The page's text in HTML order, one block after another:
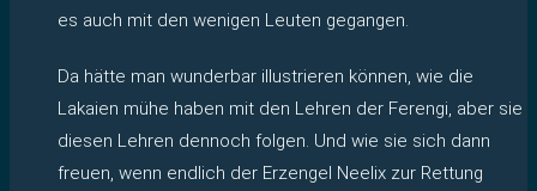
es auch mit den wenigen Leuten gegangen.
Da hätte man wunderbar illustrieren können, wie die
Lakaien mühe haben mit den Lehren der Ferengi, aber sie
diesen Lehren dennoch folgen. Und wie sie sich dann
freuen, wenn endlich der Erzengel Neelix zur Rettung